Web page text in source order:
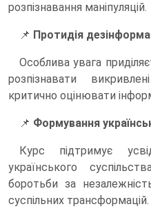
розпізнавання маніпуляцій.
📌 Протидія
Особлива увага
розпізнавати
критично оцінювати
📌 Формування
Курс підтримує
українського
боротьби за
суспільних трансформацій.